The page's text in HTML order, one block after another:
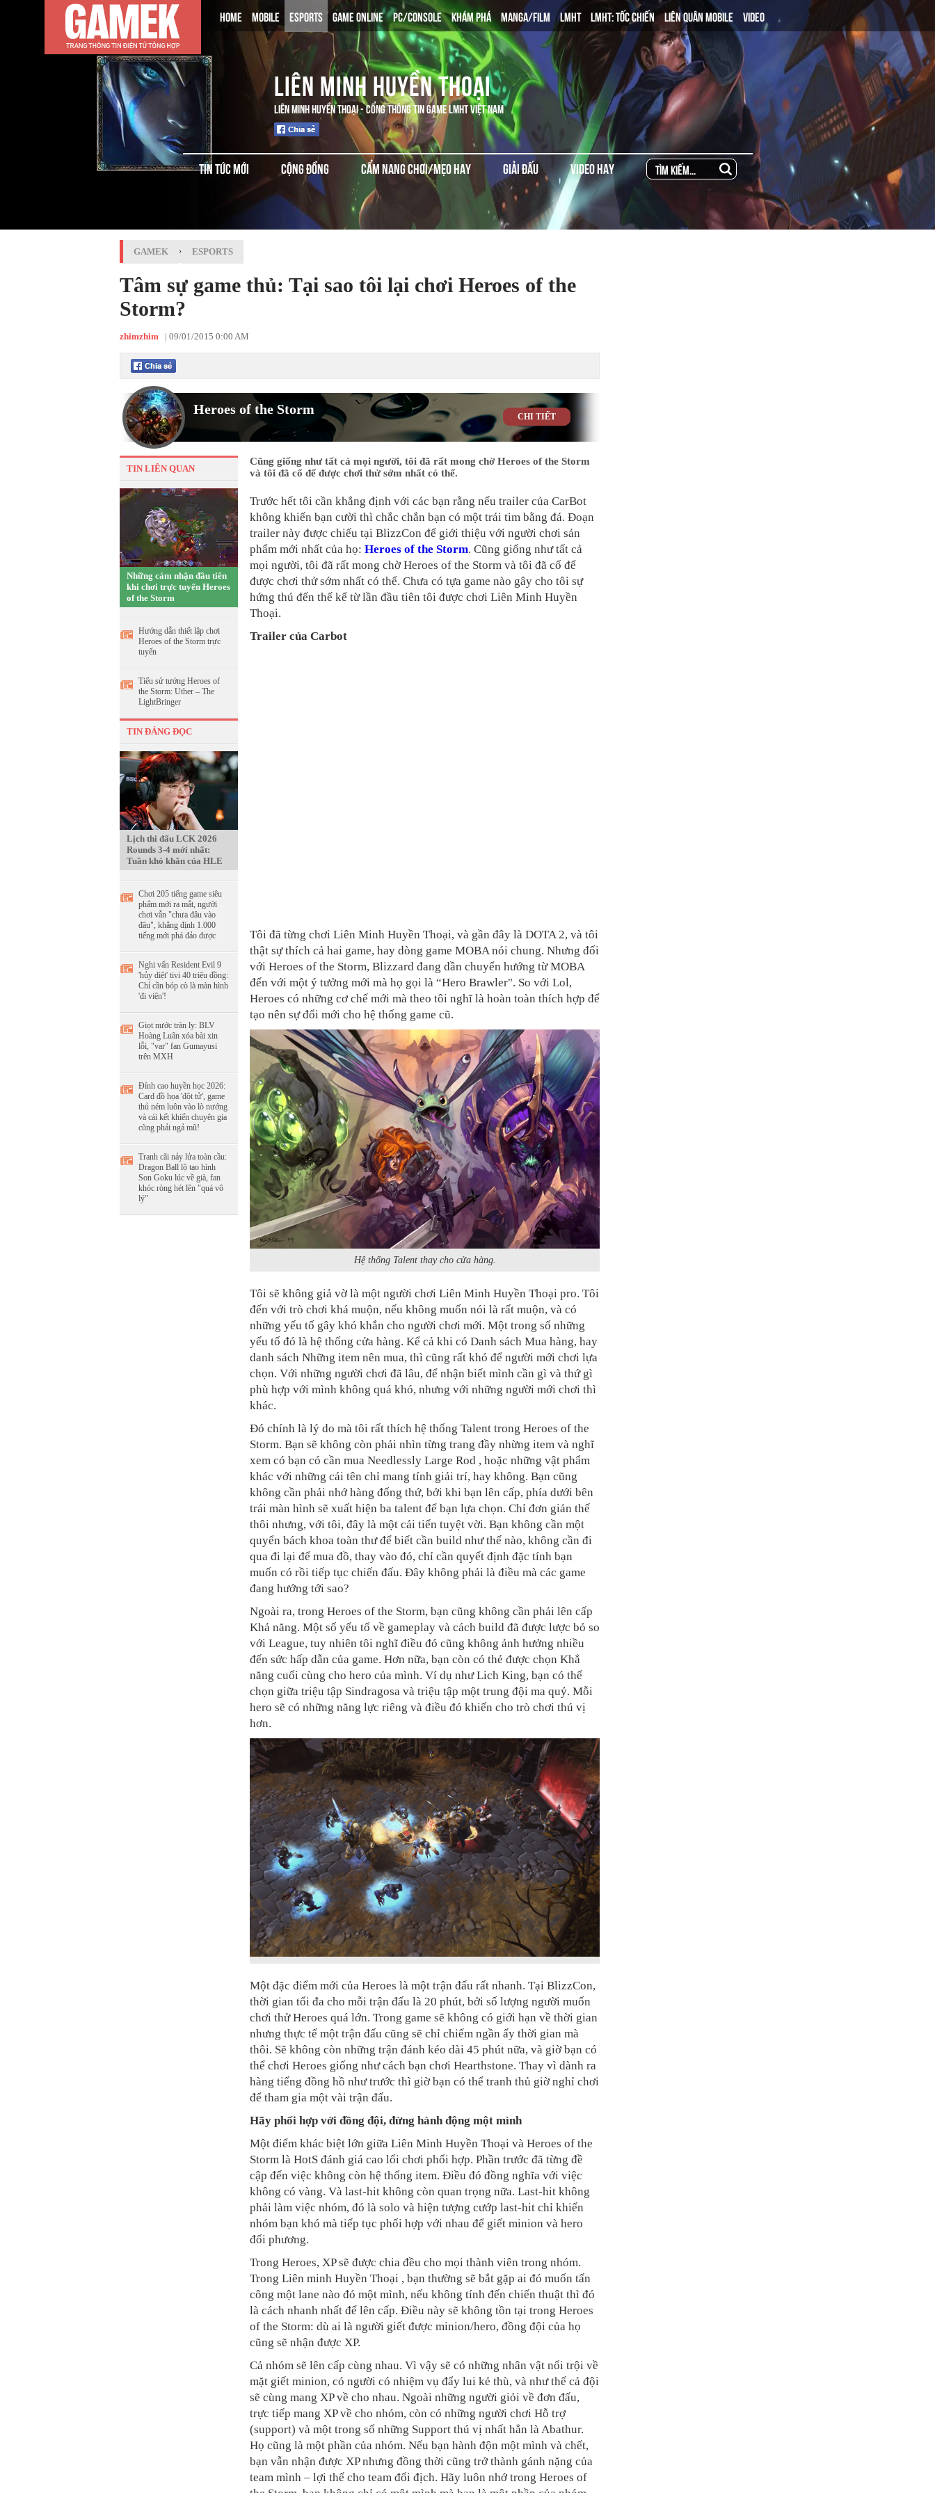
HOME MOBILE ESPORTS GAME ONLINE PC/CONSOLE KHÁM PHÁ MANGA/FILM LMHT LMHT: TỐC CHIẾN LIÊN QUÂN MOBILE VIDEO
LIÊN MINH HUYỀN THOẠI
LIÊN MINH HUYỀN THOẠI - CỔNG THÔNG TIN GAME LMHT VIỆT NAM
TIN TỨC MỚI CỘNG ĐỒNG CẨM NANG CHƠI/MẸO HAY GIẢI ĐẤU VIDEO HAY
GAMEK › ESPORTS
Tâm sự game thủ: Tại sao tôi lại chơi Heroes of the
Storm?
zhimzhim | 09/01/2015 0:00 AM
Heroes of the Storm CHI TIẾT
TIN LIÊN QUAN
Những cảm nhận đầu tiên
khi chơi trực tuyến Heroes
of the Storm
Hướng dẫn thiết lập chơi
Heroes of the Storm trực
tuyến
Tiểu sử tướng Heroes of
the Storm: Uther – The
LightBringer
TIN ĐÁNG ĐỌC
Lịch thi đấu LCK 2026
Rounds 3-4 mới nhất:
Tuần khó khăn của HLE
Chơi 205 tiếng game siêu
phẩm mới ra mắt, người
chơi vẫn "chưa đâu vào
đâu", khẳng định 1.000
tiếng mới phá đảo được
Nghi vấn Resident Evil 9
'hủy diệt' tivi 40 triệu đồng:
Chỉ cần bóp cò là màn hình
'đi viện'!
Giọt nước tràn ly: BLV
Hoàng Luân xóa bài xin
lỗi, "var" fan Gumayusi
trên MXH
Đỉnh cao huyền học 2026:
Card đồ họa 'đột tử', game
thủ ném luôn vào lò nướng
và cái kết khiến chuyên gia
cũng phải ngả mũ!
Tranh cãi nảy lửa toàn cầu:
Dragon Ball lộ tạo hình
Son Goku lúc về già, fan
khóc ròng hét lên "quá vô
lý"
Cũng giống như tất cả mọi người, tôi đã rất mong chờ Heroes of the Storm
và tôi đã cố để được chơi thử sớm nhất có thể.
Trước hết tôi cần khẳng định với các bạn rằng nếu trailer của CarBot
không khiến bạn cười thì chắc chắn bạn có một trái tim bằng đá. Đoạn
trailer này được chiếu tại BlizzCon để giới thiệu với người chơi sản
phẩm mới nhất của họ: Heroes of the Storm. Cũng giống như tất cả
mọi người, tôi đã rất mong chờ Heroes of the Storm và tôi đã cố để
được chơi thử sớm nhất có thể. Chưa có tựa game nào gây cho tôi sự
hứng thú đến thế kể từ lần đầu tiên tôi được chơi Liên Minh Huyền
Thoại.
Trailer của Carbot
Tôi đã từng chơi Liên Minh Huyền Thoại, và gần đây là DOTA 2, và tôi
thật sự thích cả hai game, hay dòng game MOBA nói chung. Nhưng đối
với Heroes of the Storm, Blizzard đang dần chuyển hướng từ MOBA
đến với một ý tưởng mới mà họ gọi là “Hero Brawler". So với Lol,
Heroes có những cơ chế mới mà theo tôi nghĩ là hoàn toàn thích hợp để
tạo nên sự đổi mới cho hệ thống game cũ.
Hệ thống Talent thay cho cửa hàng.
Tôi sẽ không giả vờ là một người chơi Liên Minh Huyền Thoại pro. Tôi
đến với trò chơi khá muộn, nếu không muốn nói là rất muộn, và có
những yếu tố gây khó khắn cho người chơi mới. Một trong số những
yếu tố đó là hệ thống cửa hàng. Kể cả khi có Danh sách Mua hàng, hay
danh sách Những item nên mua, thì cũng rất khó để người mới chơi lựa
chọn. Với những người chơi đã lâu, để nhận biết mình cần gì và thứ gì
phù hợp với mình không quá khó, nhưng với những người mới chơi thì
khác.
Đó chính là lý do mà tôi rất thích hệ thống Talent trong Heroes of the
Storm. Bạn sẽ không còn phải nhìn từng trang đầy nhừng item và nghĩ
xem có bạn có cần mua Needlessly Large Rod , hoặc những vật phẩm
khác với những cái tên chỉ mang tính giải trí, hay không. Bạn cũng
không cần phải nhớ hàng đống thứ, bởi khi bạn lên cấp, phía dưới bên
trái màn hình sẽ xuất hiện ba talent để bạn lựa chọn. Chỉ đơn giản thế
thôi nhưng, với tôi, đây là một cải tiến tuyệt vời. Bạn không cần một
quyển bách khoa toàn thư để biết cần build như thế nào, không cần đi
qua đi lại để mua đồ, thay vào đó, chỉ cần quyết định đặc tính bạn
muốn có rồi tiếp tục chiến đấu. Đây không phải là điều mà các game
đang hướng tới sao?
Ngoài ra, trong Heroes of the Storm, bạn cũng không cần phải lên cấp
Khả năng. Một số yếu tố về gameplay và cách build đã được lược bỏ so
với League, tuy nhiên tôi nghĩ điều đó cũng không ảnh hưởng nhiều
đến sức hấp dẫn của game. Hơn nữa, bạn còn có thẻ được chọn Khẳ
năng cuối cùng cho hero của mình. Ví dụ như Lich King, bạn có thể
chọn giữa triệu tập Sindragosa và triệu tập một trung đội ma quỷ. Mỗi
hero sẽ có những năng lực riêng và điều đó khiến cho trò chơi thú vị
hơn.
Một đặc điểm mới của Heroes là một trận đấu rất nhanh. Tại BlizzCon,
thời gian tối đa cho mỗi trận đấu là 20 phút, bởi số lượng người muốn
chơi thử Heroes quá lớn. Trong game sẽ không có giới hạn về thời gian
nhưng thực tế một trận đấu cũng sẽ chỉ chiếm ngần ấy thời gian mà
thôi. Sẽ không còn những trận đánh kéo dài 45 phút nữa, và giờ bạn có
thể chơi Heroes giống như cách bạn chơi Hearthstone. Thay vì dành ra
hàng tiếng đồng hồ như trước thì giờ bạn có thể tranh thủ giờ nghỉ chơi
để tham gia một vài trận đấu.
Hãy phối hợp với đồng đội, đừng hành động một mình
Một điểm khác biệt lớn giữa Liên Minh Huyền Thoại và Heroes of the
Storm là HotS đánh giá cao lối chơi phối hợp. Phần trước đã từng đề
cập đến việc không còn hệ thống item. Điều đó đồng nghĩa với việc
không có vàng. Và last-hit không còn quan trọng nữa. Last-hit không
phải làm việc nhóm, đó là solo và hiện tượng cướp last-hit chỉ khiến
nhóm bạn khó mà tiếp tục phối hợp với nhau để giết minion và hero
đối phương.
Trong Heroes, XP sẽ được chia đều cho mọi thành viên trong nhóm.
Trong Liên minh Huyền Thoại , bạn thường sẽ bắt gặp ai đó muốn tấn
công một lane nào đó một mình, nếu không tính đến chiến thuật thì đó
là cách nhanh nhất để lên cấp. Điều này sẽ không tồn tại trong Heroes
of the Storm: dù ai là người giết được minion/hero, đồng đội của họ
cũng sẽ nhận được XP.
Cả nhóm sẽ lên cấp cùng nhau. Vì vậy sẽ có những nhân vật nổi trội về
mặt giết minion, có người có nhiệm vụ đẩy lui kẻ thù, và như thế cả đội
sẽ cùng mang XP về cho nhau. Ngoài những người giỏi về đơn đấu,
trực tiếp mang XP về cho nhóm, còn có những người chơi Hỗ trợ
(support) và một trong số những Support thú vị nhất hẳn là Abathur.
Họ cũng là một phần của nhóm. Nếu bạn hành độn một mình và chết,
bạn vẫn nhận được XP nhưng đồng thời cũng trở thành gánh nặng của
team mình – lợi thế cho team đối địch. Hãy luôn nhớ trong Heroes of